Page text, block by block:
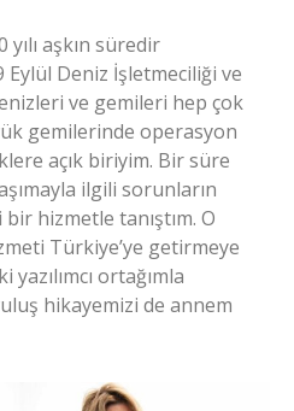
aşkın süredir
Eylül Deniz İşletmeciliği ve
ve gemileri hep çok
gemilerinde operasyon
açık biriyim. Bir süre
ilgili sorunların
hizmetle tanıştım. O
Türkiye’ye getirmeye
ortağımla
hikayemizi de annem